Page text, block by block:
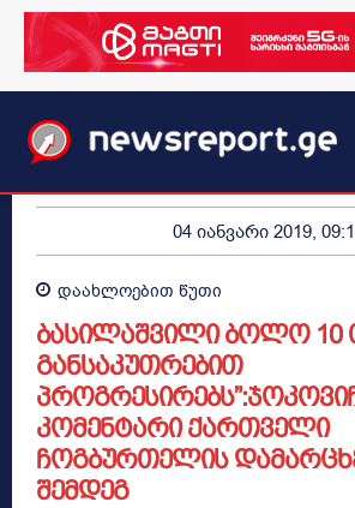
04 იანვარი 2019,
დაახლოებით წუთი
ბასილაშვილი ბოლო 10
განსაკუთრებით
კომენტარი ქართველი
ჩოგბურთელის
შემდეგ